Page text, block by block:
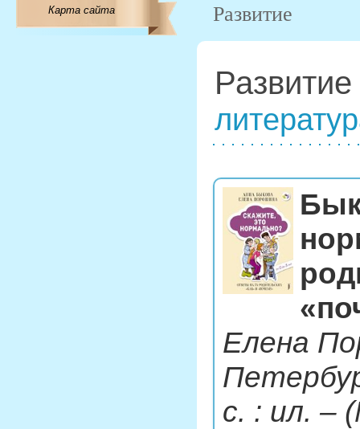
Карта сайта
Развитие
Развитие
Елена
с. : ил. –